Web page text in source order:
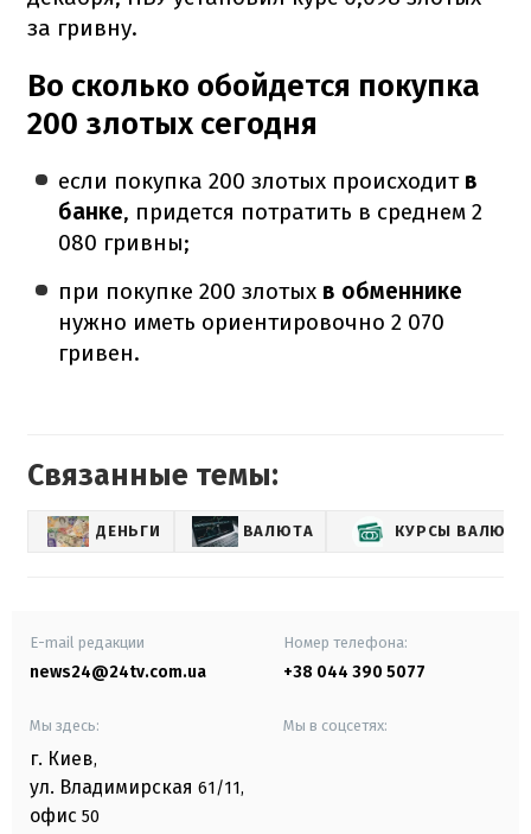
за гривну.
Во сколько обойдется покупка
200 злотых сегодня
если покупка 200 злотых происходит в
банке, придется потратить в среднем 2
080 гривны;
при покупке 200 злотых в обменнике
нужно иметь ориентировочно 2 070
гривен.
Связанные темы:
ДЕНЬГИ ВАЛЮТА КУРСЫ ВАЛЮТ
E-mail редакции
news24@24tv.com.ua
Номер телефона:
+38 044 390 5077
Мы здесь:
г. Киев,
ул. Владимирская 61/11,
офис 50
Мы в соцсетях: